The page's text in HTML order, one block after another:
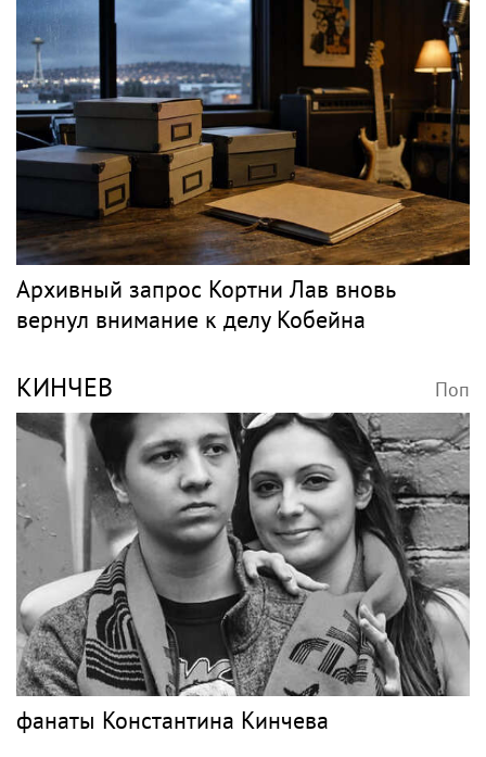
Архивный запрос Кортни Лав вновь
вернул внимание к делу Кобейна
КИНЧЕВ Поп
фанаты Константина Кинчева